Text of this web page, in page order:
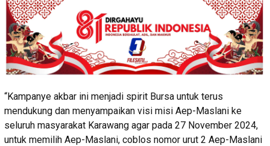
“Kampanye akbar ini menjadi spirit Bursa untuk terus
mendukung dan menyampaikan visi misi Aep-Maslani ke
seluruh masyarakat Karawang agar pada 27 November 2024,
untuk memilih Aep-Maslani, coblos nomor urut 2 Aep-Maslani